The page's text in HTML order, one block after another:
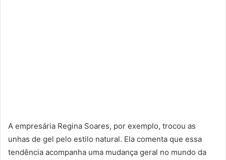
A empresária Regina Soares, por exemplo, trocou as
unhas de gel pelo estilo natural. Ela comenta que essa
tendência acompanha uma mudança geral no mundo da